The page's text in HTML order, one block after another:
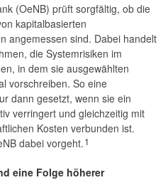
(OeNB) prüft sorgfältig, ob die
kapitalbasierten
angemessen sind. Dabei handelt
die Systemrisiken im
in dem sie ausgewählten
vorschreiben. So eine
dann gesetzt, wenn sie ein
verringert und gleichzeitig mit
Kosten verbunden ist.
dabei vorgeht.1
eine Folge höherer